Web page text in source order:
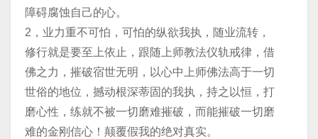
障碍腐蚀自己的心。
2，业力重不可怕，可怕的纵欲我执，随业流转，
修行就是要至上依止，跟随上师教法仪轨戒律，借
佛之力，摧破宿世无明，以心中上师佛法高于一切
世俗的地位，撼动根深蒂固的我执，持之以恒，打
磨心性，练就不被一切磨难摧破，而能摧破一切磨
难的金刚信心！颠覆假我的绝对真实。